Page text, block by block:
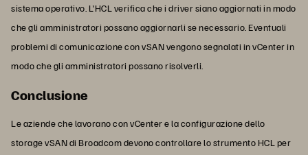
sistema operativo. L'HCL verifica che i driver siano aggiornati in modo
che gli amministratori possano aggiornarli se necessario. Eventuali
problemi di comunicazione con vSAN vengono segnalati in vCenter in
modo che gli amministratori possano risolverli.
Conclusione
Le aziende che lavorano con vCenter e la configurazione dello
storage vSAN di Broadcom devono controllare lo strumento HCL per